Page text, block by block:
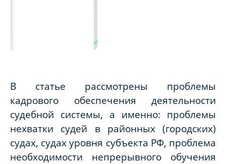
В статье рассмотрены проблемы
кадрового обеспечения деятельности
судебной системы, а именно: проблемы
нехватки судей в районных (городских)
судах, судах уровня субъекта РФ, проблема
необходимости непрерывного обучения